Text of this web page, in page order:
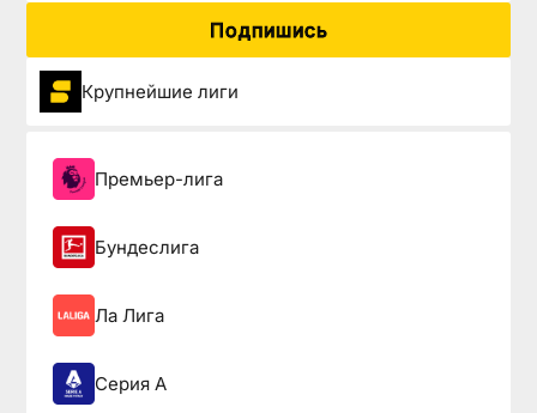
Подпишись
Крупнейшие лиги
Премьер-лига
Бундеслига
Ла Лига
Серия А